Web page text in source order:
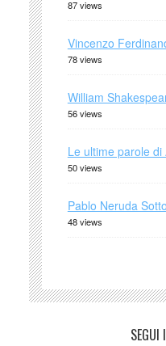
87 views
Vincenzo
78 views
William
56 views
Le ultime parole di
50 views
Pablo Neruda
48 views
SEGUI